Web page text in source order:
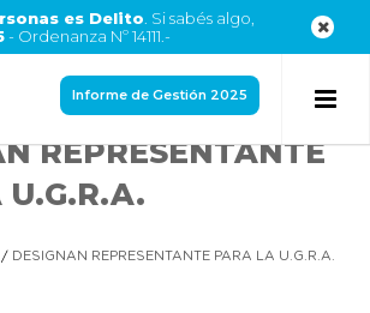
es Delito . Si sabés algo,
- Ordenanza Nº 14111.-
Informe de Gestión 2025
REPRESENTANTE
U.G.R.A.
/ DESIGNAN REPRESENTANTE PARA LA U.G.R.A.